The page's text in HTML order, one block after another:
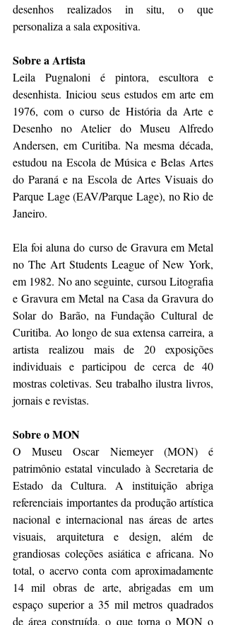
desenhos realizados in situ, o que
personaliza a sala expositiva.
Sobre a Artista
Leila Pugnaloni é pintora, escultora e
desenhista. Iniciou seus estudos em arte em
1976, com o curso de História da Arte e
Desenho no Atelier do Museu Alfredo
Andersen, em Curitiba. Na mesma década,
estudou na Escola de Música e Belas Artes
do Paraná e na Escola de Artes Visuais do
Parque Lage (EAV/Parque Lage), no Rio de
Janeiro.
Ela foi aluna do curso de Gravura em Metal
no The Art Students League of New York,
em 1982. No ano seguinte, cursou Litografia
e Gravura em Metal na Casa da Gravura do
Solar do Barão, na Fundação Cultural de
Curitiba. Ao longo de sua extensa carreira, a
artista realizou mais de 20 exposições
individuais e participou de cerca de 40
mostras coletivas. Seu trabalho ilustra livros,
jornais e revistas.
Sobre o MON
O Museu Oscar Niemeyer (MON) é
patrimônio estatal vinculado à Secretaria de
Estado da Cultura. A instituição abriga
referenciais importantes da produção artística
nacional e internacional nas áreas de artes
visuais, arquitetura e design, além de
grandiosas coleções asiática e africana. No
total, o acervo conta com aproximadamente
14 mil obras de arte, abrigadas em um
espaço superior a 35 mil metros quadrados
de área construída, o que torna o MON o